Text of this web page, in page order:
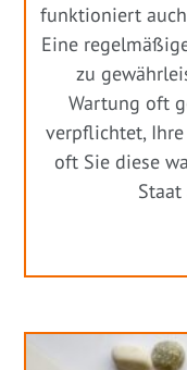
funktioniert
Eine
zu
Wartung oft
verpflichtet, Ihre
oft Sie diese